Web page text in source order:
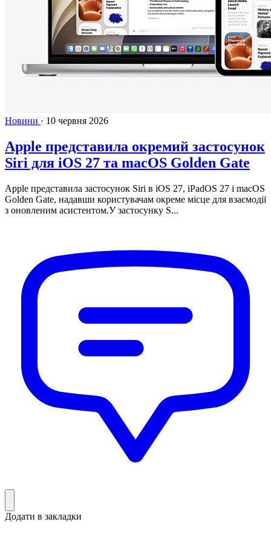
Новини · 10 червня 2026
Apple представила окремий застосунок
Siri для iOS 27 та macOS Golden Gate
Apple представила застосунок Siri в iOS 27, iPadOS 27 і macOS
Golden Gate, надавши користувачам окреме місце для взаємодії
з оновленим асистентом.У застосунку S...
Додати в закладки